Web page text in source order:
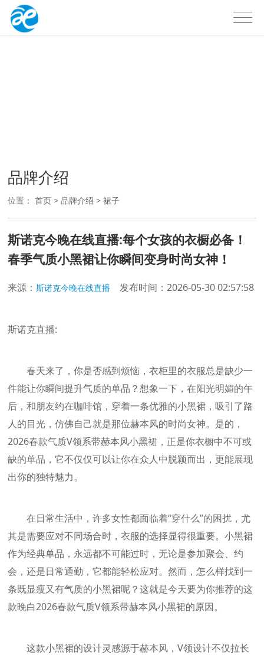
品牌介绍
位置：首页 >品牌介绍 >裙子
斯诺克今晚在线直播:每个女孩的衣橱必备！
春季气质小黑裙让你瞬间变身时尚女神！
来源：斯诺克今晚在线直播 发布时间：2026-05-30 02:57:58
斯诺克直播:
春天来了，你是否感到烦恼，衣柜里的衣服总是缺少一
件能让你瞬间提升气质的单品？想象一下，在阳光明媚的午
后，和朋友约在咖啡馆，穿着一条优雅的小黑裙，吸引了路
人的目光，仿佛自己就是那位赫本风的时尚女神。是的，
2026春款气质V领系带赫本风小黑裙，正是你衣橱中不可或
缺的单品，它不仅仅可以让你在众人中脱颖而出，更能展现
出你的独特魅力。
在日常生活中，许多女性都面临着“穿什么”的困扰，尤
其是需要应对不同场合时，衣服的选择显得很重要。小黑裙
作为经典单品，永远都不可能过时，无论是参加聚会、约
会，还是日常通勤，它都能轻松应对。然而，怎么样找到一
条既显瘦又有气质的小黑裙呢？这就是今天要为你推荐的这
款晚白2026春款气质V领系带赫本风小黑裙的原因。
这款小黑裙的设计灵感源于赫本风，V领设计不仅拉长